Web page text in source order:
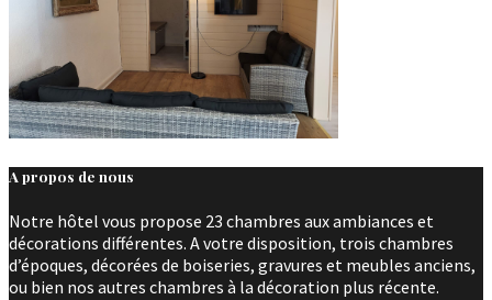
A propos de nous
Notre hôtel vous propose 23 chambres aux ambiances et
décorations différentes. A votre disposition, trois chambres
d’époques, décorées de boiseries, gravures et meubles anciens,
ou bien nos autres chambres à la décoration plus récente.